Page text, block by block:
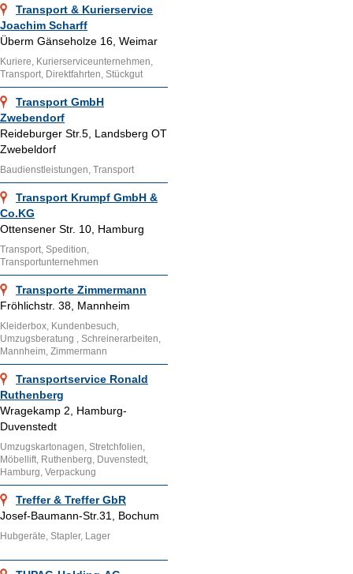
Transport & Kurierservice
Joachim Scharff
Überm Gänseholze 16, Weimar
Kuriere, Kurierserviceunternehmen,
Transport, Direktfahrten, Stückgut
Transport GmbH
Zwebendorf
Reideburger Str.5, Landsberg OT
Zwebeldorf
Baudienstleistungen, Transport
Transport Krumpf GmbH &
Co.KG
Ottensener Str. 10, Hamburg
Transport, Spedition,
Transportunternehmen
Transporte Zimmermann
Fröhlichstr. 38, Mannheim
Kleiderbox, Kundenbesuch,
Umzugsberatung , Schreinerarbeiten,
Mannheim, Zimmermann
Transportservice Ronald
Ruthenberg
Wragekamp 2, Hamburg-
Duvenstedt
Umzugskartonagen, Stretchfolien,
Möbellift, Ruthenberg, Duvenstedt,
Hamburg, Verpackung
Treffer & Treffer GbR
Josef-Baumann-Str.31, Bochum
Hubgeräte, Stapler, Lager